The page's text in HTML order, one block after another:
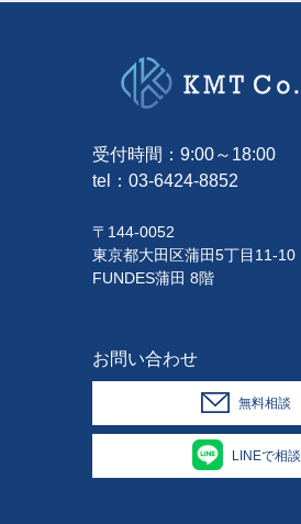
受付時間：9:00～18:00
tel： 03-6424-8852
〒144-0052
東京都大田区蒲田5丁目11-10
FUNDES蒲田 8階
お問い合わせ
無料相談
LINEで相談